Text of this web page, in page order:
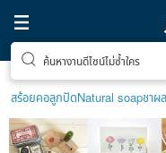
ของขวัญพิเศษสำหรับตัวเอง
สร้อยคอลูกปัดNatural soapชาผ